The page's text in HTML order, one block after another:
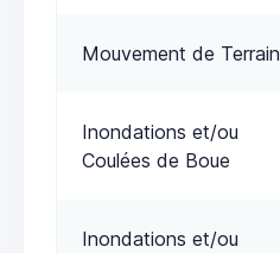
Mouvement de Terrain
Inondations et/ou
Coulées de Boue
Inondations et/ou